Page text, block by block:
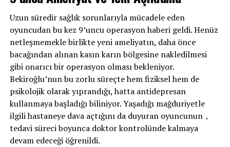
Uzun süredir sağlık sorunlarıyla mücadele eden
oyuncudan bu kez 9’uncu operasyon haberi geldi. Henüz
netleşmemekle birlikte yeni ameliyatın, daha önce
bacağından alınan kasın karın bölgesine nakledilmesi
gibi onarıcı bir operasyon olması bekleniyor.
Bekiroğlu’nun bu zorlu süreçte hem fiziksel hem de
psikolojik olarak yıprandığı, hatta antidepresan
kullanmaya başladığı biliniyor. Yaşadığı mağduriyetle
ilgili hastaneye dava açtığını da duyuran oyuncunun，
tedavi süreci boyunca doktor kontrolünde kalmaya
devam edeceği öğrenildi.